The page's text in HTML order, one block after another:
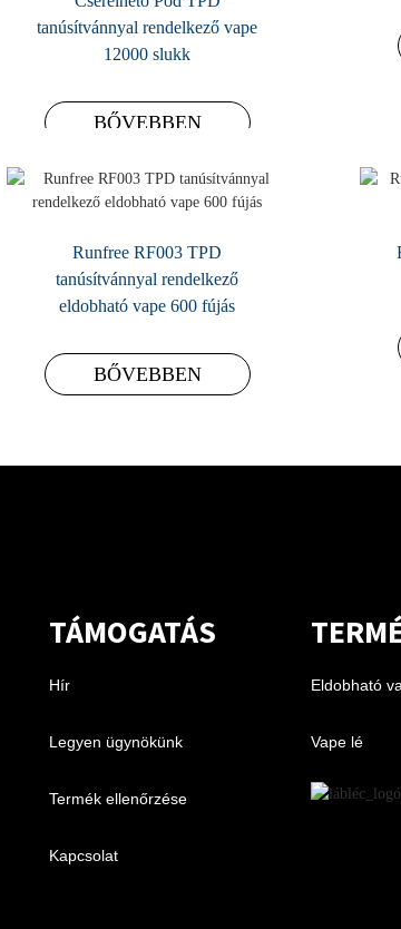
tanúsítvánnyal rendelkező vape
12000 slukk
BŐVEBBEN
Runfree RF003 TPD
tanúsítvánnyal rendelkező
eldobható vape 600 fújás
BŐVEBBEN
TÁMOGATÁS
Hír
Legyen ügynökünk
Termék ellenőrzése
Kapcsolat
Eldobható
Vape lé